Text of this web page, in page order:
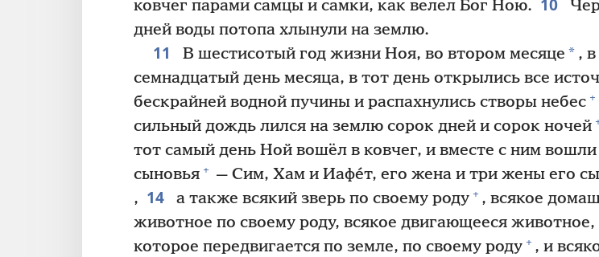
ковчег парами самцы и самки, как велел Бог Ною.
дней воды потопа хлынули на землю.
11 В шестисотый год жизни Ноя, во втором месяце * , в
семнадцатый день месяца, в тот день открылись все
бескрайней водной пучины и распахнулись створы небес +
сильный дождь лился на землю сорок дней и сорок ночей
тот самый день Ной вошёл в ковчег, и вместе с ним вошли
сыновья + — Сим, Хам и Иафе́т, его жена и три жены его
, 14 а также всякий зверь по своему роду + , всякое
животное по своему роду, всякое двигающееся животное,
которое передвигается по земле, по своему роду + , и